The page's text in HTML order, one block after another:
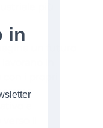
in
e